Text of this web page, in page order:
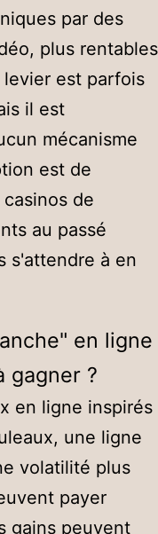
par des
plus rentables
est parfois
il est
mécanisme
est de
de
au passé
s'attendre à en
en ligne
gagner ?
en ligne inspirés
une ligne
volatilité plus
payer
gains peuvent